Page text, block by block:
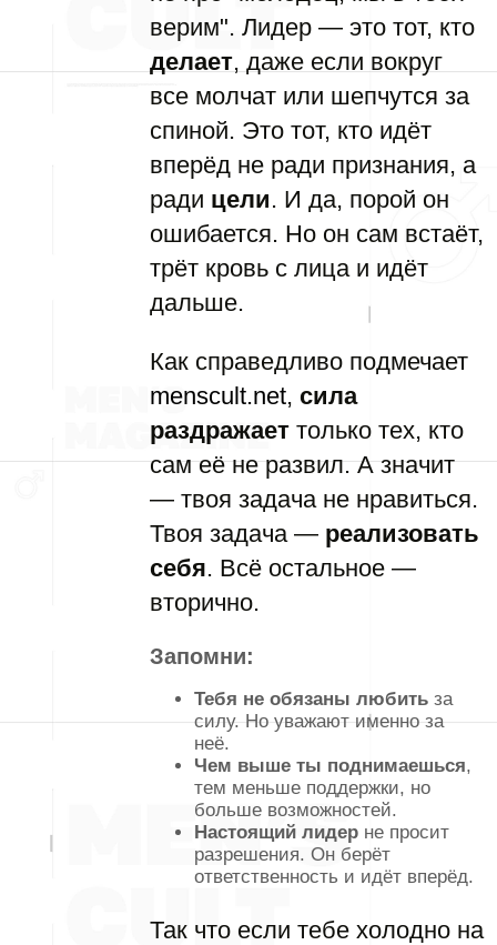
верим". Лидер — это тот, кто
делает, даже если вокруг
все молчат или шепчутся за
спиной. Это тот, кто идёт
вперёд не ради признания, а
ради цели. И да, порой он
ошибается. Но он сам встаёт,
трёт кровь с лица и идёт
дальше.
Как справедливо подмечает
menscult.net, сила
раздражает только тех, кто
сам её не развил. А значит
— твоя задача не нравиться.
Твоя задача — реализовать
себя. Всё остальное —
вторично.
Запомни:
Тебя не обязаны любить за
силу. Но уважают именно за
неё.
Чем выше ты поднимаешься,
тем меньше поддержки, но
больше возможностей.
Настоящий лидер не просит
разрешения. Он берёт
ответственность и идёт вперёд.
Так что если тебе холодно на